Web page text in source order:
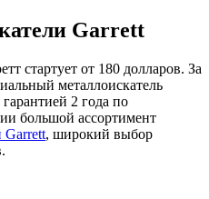
Garrett
стартует от 180 долларов. За
металлоискатель
2 года по
большой ассортимент
Garrett, широкий выбор